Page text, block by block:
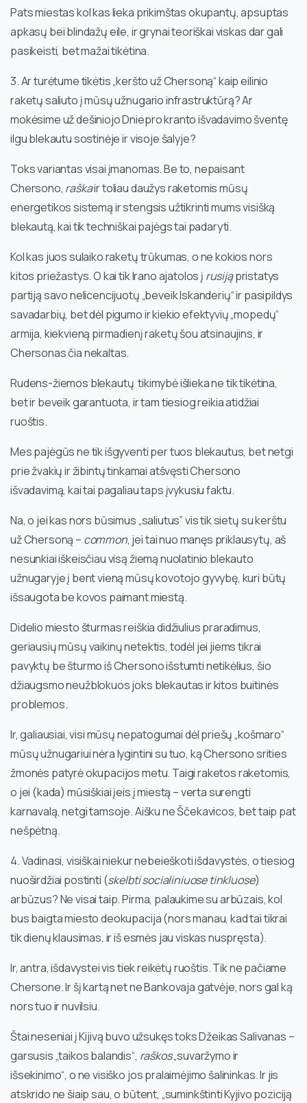
Pats miestas kol kas lieka prikimštas okupantų, apsuptas
apkasų bei blindažų eile, ir grynai teoriškai viskas dar gali
pasikeisti, bet mažai tikėtina.
3. Ar turėtume tikėtis „keršto už Chersoną“ kaip eilinio
raketų saliuto į mūsų užnugario infrastruktūrą? Ar
mokėsime už dešiniojo Dniepro kranto išvadavimo šventę
ilgu blekautu sostinėje ir visoje šalyje?
Toks variantas visai įmanomas. Be to, nepaisant
Chersono, raškair toliau daužys raketomis mūsų
energetikos sistemą ir stengsis užtikrinti mums visišką
blekautą, kai tik techniškai pajėgs tai padaryti.
Kol kas juos sulaiko raketų trūkumas, o ne kokios nors
kitos priežastys. O kai tik Irano ajatolos į rusijąpristatys
partiją savo nelicencijuotų „beveik Iskanderių“ ir pasipildys
savadarbių, bet dėl pigumo ir kiekio efektyvių „mopedų“
armija, kiekvieną pirmadienį raketų šou atsinaujins, ir
Chersonas čia nekaltas.
Rudens-žiemos blekautų tikimybė išlieka ne tik tikėtina,
bet ir beveik garantuota, ir tam tiesiog reikia atidžiai
ruoštis.
Mes pajėgūs ne tik išgyventi per tuos blekautus, bet netgi
prie žvakių ir žibintų tinkamai atšvęsti Chersono
išvadavimą, kai tai pagaliau taps įvykusiu faktu.
Na, o jei kas nors būsimus „saliutus” vis tik sietų su kerštu
už Chersoną – common, jei tai nuo manęs priklausytų, aš
nesunkiai iškeisčiau visą žiemą nuolatinio blekauto
užnugaryje į bent vieną mūsų kovotojo gyvybę, kuri būtų
išsaugota be kovos paimant miestą.
Didelio miesto šturmas reiškia didžiulius praradimus,
geriausių mūsų vaikinų netektis, todėl jei jiems tikrai
pavyktų be šturmo iš Chersono išstumti netikėlius, šio
džiaugsmo neužblokuos joks blekautas ir kitos buitinės
problemos.
Ir, galiausiai, visi mūsų nepatogumai dėl priešų „košmaro“
mūsų užnugariui nėra lygintini su tuo, ką Chersono srities
žmonės patyrė okupacijos metu. Taigi raketos raketomis,
o jei (kada) mūsiškiai įeis į miestą – verta surengti
karnavalą, netgi tamsoje. Aišku ne Ščekavicos, bet taip pat
nešpėtną.
4. Vadinasi, visiškai niekur nebeieškoti išdavystės, o tiesiog
nuoširdžiai postinti (skelbti socialiniuose tinkluose)
arbūzus? Ne visai taip. Pirma, palaukime su arbūzais, kol
bus baigta miesto deokupacija (nors manau, kad tai tikrai
tik dienų klausimas, ir iš esmės jau viskas nuspręsta).
Ir, antra, išdavystei vis tiek reikėtų ruoštis. Tik ne pačiame
Chersone. Ir šį kartą net ne Bankovaja gatvėje, nors gal ką
nors tuo ir nuvilsiu.
Štai neseniai į Kijivą buvo užsukęs toks Džeikas Salivanas –
garsusis „taikos balandis“, raškos„suvaržymo ir
išsekinimo“, o ne visiško jos pralaimėjimo šalininkas. Ir jis
atskrido ne šiaip sau, o būtent, „suminkštinti Kyjivo poziciją